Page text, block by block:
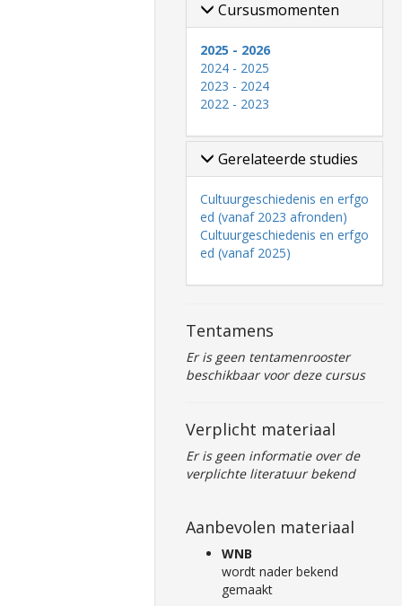
Cursusmomenten
2025 - 2026
2024 - 2025
2023 - 2024
2022 - 2023
Gerelateerde studies
Cultuurgeschiedenis en erfgo
ed (vanaf 2023 afronden)
Cultuurgeschiedenis en erfgo
ed (vanaf 2025)
Tentamens
Er is geen tentamenrooster
beschikbaar voor deze cursus
Verplicht materiaal
Er is geen informatie over de
verplichte literatuur bekend
Aanbevolen materiaal
WNB
wordt nader bekend
gemaakt